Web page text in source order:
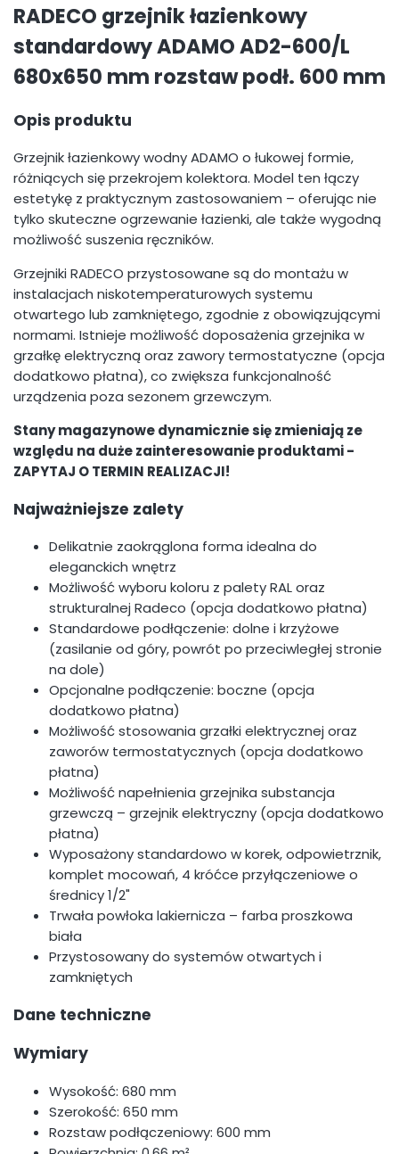
RADECO grzejnik łazienkowy
standardowy ADAMO AD2-600/L
680x650 mm rozstaw podł. 600 mm
Opis produktu
Grzejnik łazienkowy wodny ADAMO o łukowej formie,
różniących się przekrojem kolektora. Model ten łączy
estetykę z praktycznym zastosowaniem – oferując nie
tylko skuteczne ogrzewanie łazienki, ale także wygodną
możliwość suszenia ręczników.
Grzejniki RADECO przystosowane są do montażu w
instalacjach niskotemperaturowych systemu
otwartego lub zamkniętego, zgodnie z obowiązującymi
normami. Istnieje możliwość doposażenia grzejnika w
grzałkę elektryczną oraz zawory termostatyczne (opcja
dodatkowo płatna), co zwiększa funkcjonalność
urządzenia poza sezonem grzewczym.
Stany magazynowe dynamicznie się zmieniają ze
względu na duże zainteresowanie produktami -
ZAPYTAJ O TERMIN REALIZACJI!
Najważniejsze zalety
Delikatnie zaokrąglona forma idealna do
eleganckich wnętrz
Możliwość wyboru koloru z palety RAL oraz
strukturalnej Radeco (opcja dodatkowo płatna)
Standardowe podłączenie: dolne i krzyżowe
(zasilanie od góry, powrót po przeciwległej stronie
na dole)
Opcjonalne podłączenie: boczne (opcja
dodatkowo płatna)
Możliwość stosowania grzałki elektrycznej oraz
zaworów termostatycznych (opcja dodatkowo
płatna)
Możliwość napełnienia grzejnika substancja
grzewczą – grzejnik elektryczny (opcja dodatkowo
płatna)
Wyposażony standardowo w korek, odpowietrznik,
komplet mocowań, 4 króćce przyłączeniowe o
średnicy 1/2"
Trwała powłoka lakiernicza – farba proszkowa
biała
Przystosowany do systemów otwartych i
zamkniętych
Dane techniczne
Wymiary
Wysokość: 680 mm
Szerokość: 650 mm
Rozstaw podłączeniowy: 600 mm